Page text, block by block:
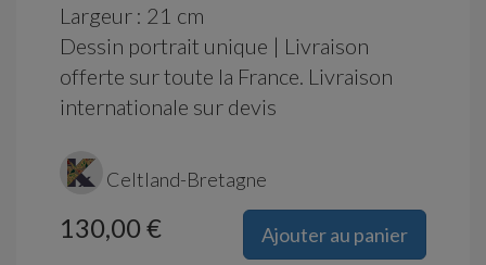
Largeur : 21 cm
Dessin portrait unique | Livraison
offerte sur toute la France. Livraison
internationale sur devis
Celtland-Bretagne
Ajouter au panier
130,00 €